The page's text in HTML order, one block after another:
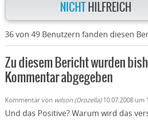
NICHT HILFREICH
36 von 49 Benutzern fanden diesen
Zu diesem Bericht wurden
Kommentar abgegeben
Kommentar von wilson (Drozella)10.07.2008 um
Und das Positive? Warum wird das